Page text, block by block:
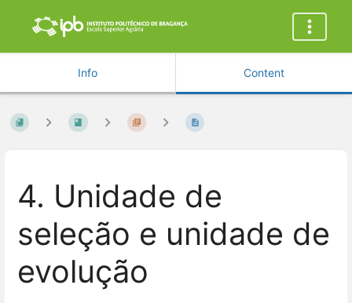
Info Content
4. Unidade de
seleção e unidade de
evolução